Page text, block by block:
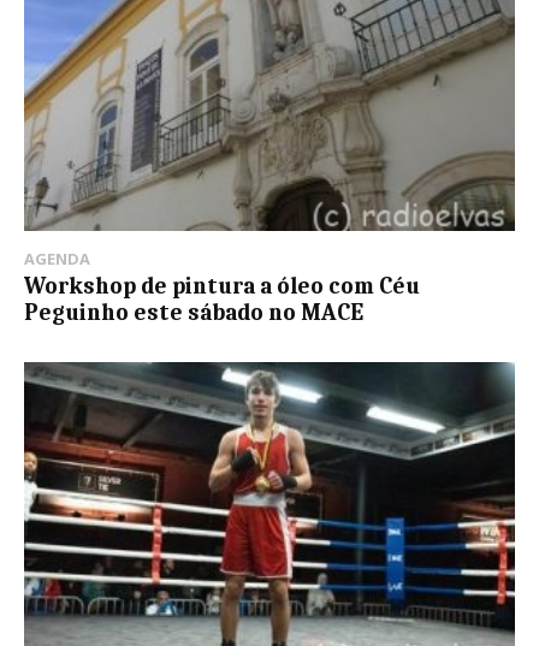
AGENDA
Workshop de pintura a óleo com Céu
Peguinho este sábado no MACE